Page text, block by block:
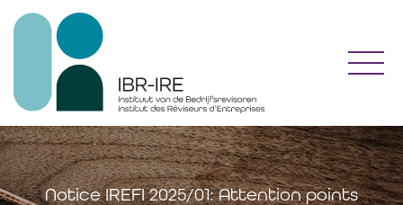
Notice IREFI 2025/01: Attention points